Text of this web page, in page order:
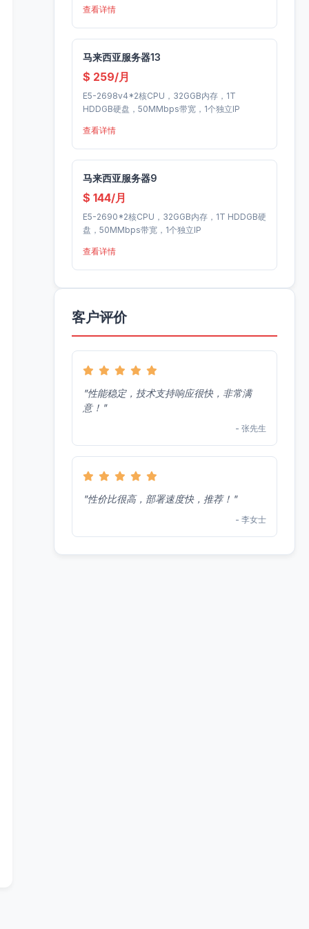
查看详情
马来西亚服务器13
$ 259/月
E5-2698v4*2核CPU，32GGB内存，1T
HDDGB硬盘，50MMbps带宽，1个独立IP
查看详情
马来西亚服务器9
$ 144/月
E5-2690*2核CPU，32GGB内存，1T HDDGB硬
盘，50MMbps带宽，1个独立IP
查看详情
客户评价
"性能稳定，技术支持响应很快，非常满
意！"
- 张先生
"性价比很高，部署速度快，推荐！"
- 李女士